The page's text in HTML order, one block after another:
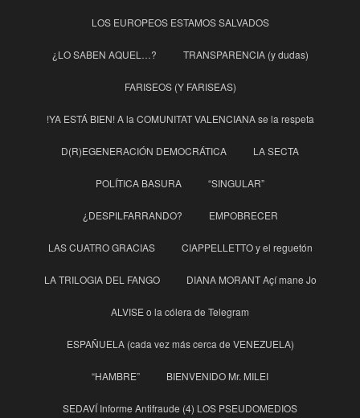
LOS EUROPEOS ESTAMOS SALVADOS
¿LO SABEN AQUEL…? TRANSPARENCIA (y dudas)
FARISEOS (Y FARISEAS)
!YA ESTÁ BIEN! A la COMUNITAT VALENCIANA se la respeta
D(R)EGENERACIÓN DEMOCRÁTICA LA SECTA
POLÍTICA BASURA “SINGULAR”
¿DESPILFARRANDO? EMPOBRECER
LAS CUATRO GRACIAS CIAPPELLETTO y el reguetón
LA TRILOGIA DEL FANGO DIANA MORANT Açí mane Jo
ALVISE o la cólera de Telegram
ESPAÑUELA (cada vez más cerca de VENEZUELA)
“HAMBRE” BIENVENIDO Mr. MILEI
SEDAVÍ Informe Antifraude (4) LOS PSEUDOMEDIOS